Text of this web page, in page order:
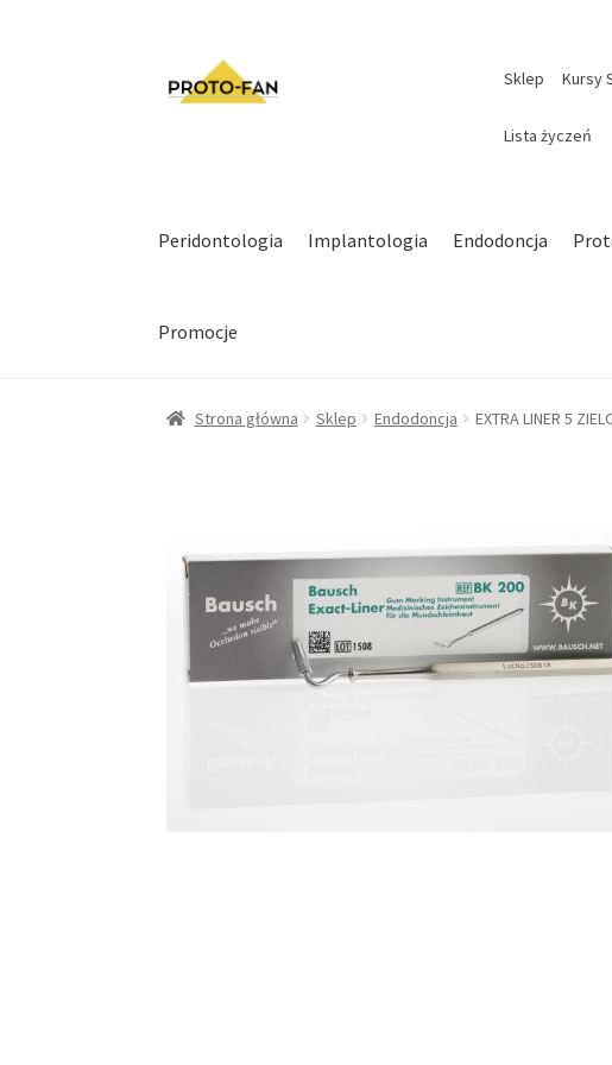
Sklep Kursy
Lista życzeń
Peridontologia Implantologia Endodoncja
Promocje
Strona główna Sklep Endodoncja EXTRA LINER 5